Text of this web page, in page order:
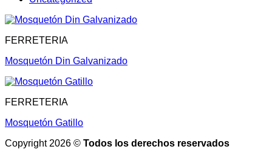
FERRETERIA
Mosquetón Din Galvanizado
FERRETERIA
Mosquetón Gatillo
Copyright 2026 © Todos los derechos reservados